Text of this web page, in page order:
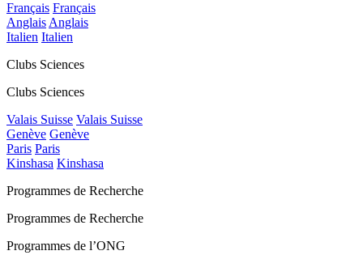
Français Français
AnglaisAnglais
Italien Italien
Clubs Sciences
Clubs Sciences
Valais Suisse Valais Suisse
Genève Genève
Paris Paris
Kinshasa Kinshasa
Programmes de Recherche
Programmes de Recherche
Programmes de l’ONG